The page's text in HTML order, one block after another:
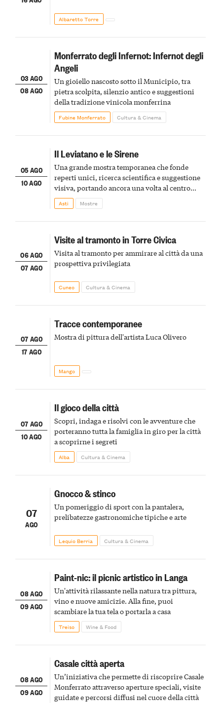
Albaretto Torre
03 AGO
08 AGO
Monferrato degli Infernot: Infernot degli
Angeli
Un gioiello nascosto sotto il Municipio, tra
pietra scolpita, silenzio antico e suggestioni
della tradizione vinicola monferrina
Fubine Monferrato Cultura & Cinema
05 AGO
10 AGO
Il Leviatano e le Sirene
Una grande mostra temporanea che fonde
reperti unici, ricerca scientifica e suggestione
visiva, portando ancora una volta al centro
della scena le meraviglie del passato astigiano
Asti Mostre
06 AGO
07 AGO
Visite al tramonto in Torre Civica
Visita al tramonto per ammirare al città da una
prospettiva privilegiata
Cuneo Cultura & Cinema
07 AGO
17 AGO
Tracce contemporanee
Mostra di pittura dell'artista Luca Olivero
Mango
07 AGO
10 AGO
Il gioco della città
Scopri, indaga e risolvi con le avventure che
porteranno tutta la famiglia in giro per la città
a scoprirne i segreti
Alba Cultura & Cinema
07
AGO
Gnocco & stinco
Un pomeriggio di sport con la pantalera,
prelibatezze gastronomiche tipiche e arte
Lequio Berria Cultura & Cinema
08 AGO
09 AGO
Paint-nic: il picnic artistico in Langa
Un'attività rilassante nella natura tra pittura,
vino e nuove amicizie. Alla fine, puoi
scambiare la tua tela o portarla a casa
Treiso Wine & Food
08 AGO
09 AGO
Casale città aperta
Un’iniziativa che permette di riscoprire Casale
Monferrato attraverso aperture speciali, visite
guidate e percorsi diffusi nel cuore della città